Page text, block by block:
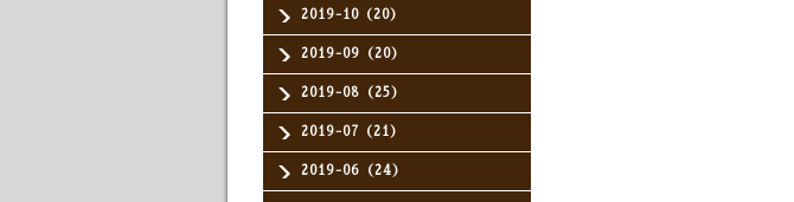
2019-10（20）
2019-09（20）
2019-08（25）
2019-07（21）
2019-06（24）